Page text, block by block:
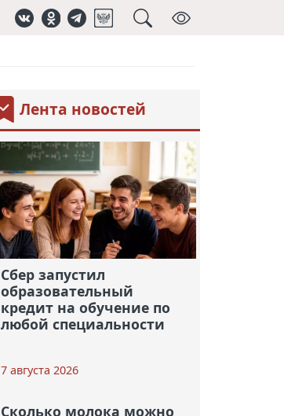
Лента новостей
Сбер запустил
образовательный
кредит на обучение по
любой специальности
7 августа 2026
Сколько молока можно